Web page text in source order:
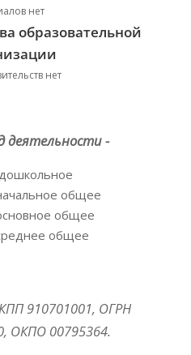
нет
образовательной
нет
деятельности -
общее
общее
общее
910701001, ОГРН
ОКПО 00795364.